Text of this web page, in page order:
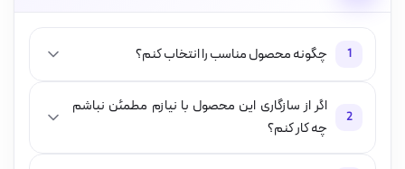
1 چگونه محصول مناسب را انتخاب کنم؟
2
اگر از سازگاری این محصول با نیازم مطمئن نباشم
چه کار کنم؟